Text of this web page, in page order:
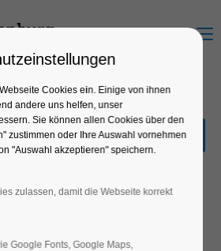
Menu
Aktion
Cookies ein. Einige von ihnen
andere uns helfen, unser
Sie können allen Cookies über den
zustimmen oder Ihre Auswahl vornehmen
"Auswahl akzeptieren" speichern.
zulassen, damit die Webseite korrekt
Google Fonts, Google Maps,